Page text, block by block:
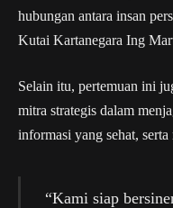
hubungan antara insan
Kutai Kartanegara Ing
Selain itu, pertemuan ini
mitra strategis dalam
informasi yang sehat,
“Kami siap